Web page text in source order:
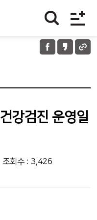
강검진 운영일
조회수 : 3,426